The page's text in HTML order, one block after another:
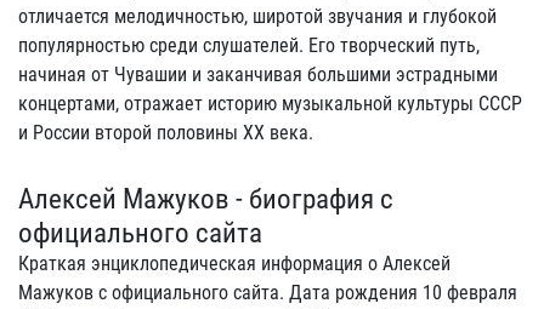
отличается мелодичностью, широтой звучания и глубокой
популярностью среди слушателей. Его творческий путь,
начиная от Чувашии и заканчивая большими эстрадными
концертами, отражает историю музыкальной культуры СССР
и России второй половины XX века.
Алексей Мажуков - биография с
официального сайта
Краткая энциклопедическая информация о Алексей
Мажуков с официального сайта. Дата рождения 10 февраля